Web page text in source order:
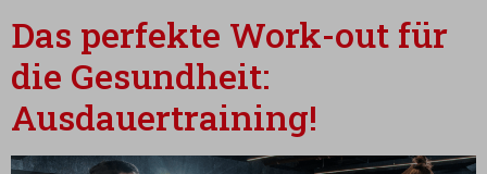
Das perfekte Work-out für
die Gesundheit:
Ausdauertraining!